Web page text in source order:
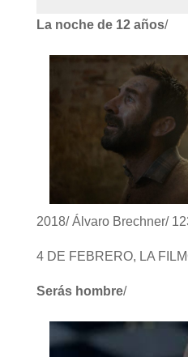
La noche de 12 años/
2018/ Álvaro Brechner/
4 DE FEBRERO, LA
Serás hombre/